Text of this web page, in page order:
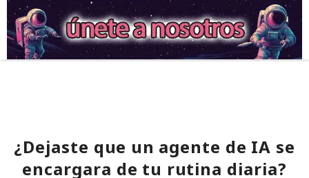
¿Dejaste que un agente de IA se
encargara de tu rutina diaria?